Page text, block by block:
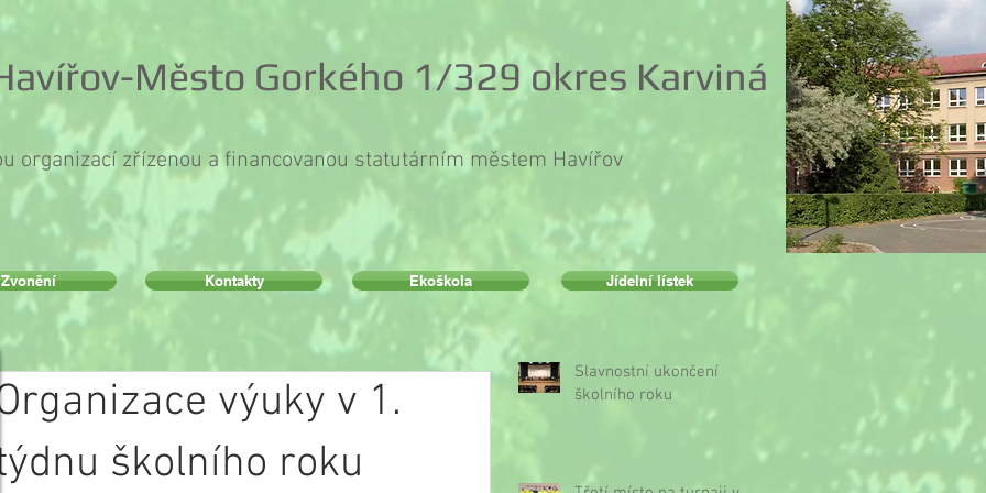
Město Gorkého 1/329 okres Karviná
organizací zřízenou a financovanou statutárním městem Havířov
výuky v 1.
školního roku
Slavnostní ukončení
školního roku
Zvonění Kontakty Ekoškola Jídelní lístek